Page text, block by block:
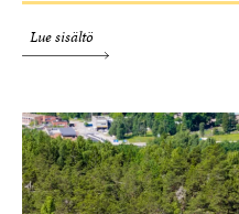
Lue sisältö